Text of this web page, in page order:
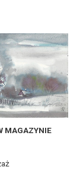
MAGAZYNIE